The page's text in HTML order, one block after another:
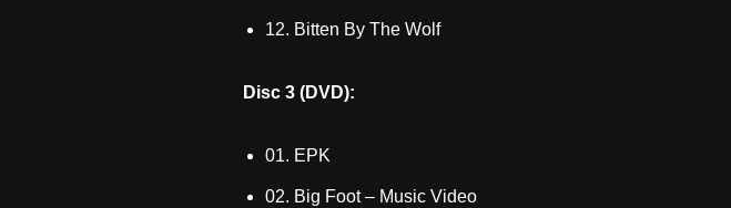
12. Bitten By The Wolf
Disc 3 (DVD):
01. EPK
02. Big Foot – Music Video